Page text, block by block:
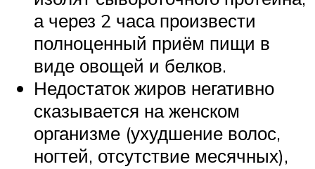
а через 2 часа произвести
полноценный приём пищи в
виде овощей и белков.
Недостаток жиров негативно
сказывается на женском
организме (ухудшение волос,
ногтей, отсутствие месячных),